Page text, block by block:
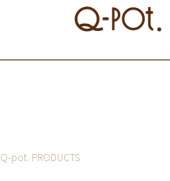
Q-pot. PRODUCTS